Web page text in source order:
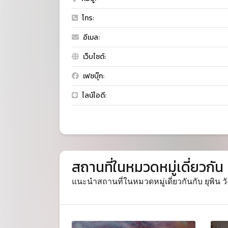
โทร:
อีเมล:
เว็บไซต์:
เฟซบุ๊ก:
ไลน์ไอดี:
สถานที่ในหมวดหมู่เดี่ยวกัน
แนะนำสถานที่ในหมวดหมู่เดี่ยวกันกับ ยุพิน วั